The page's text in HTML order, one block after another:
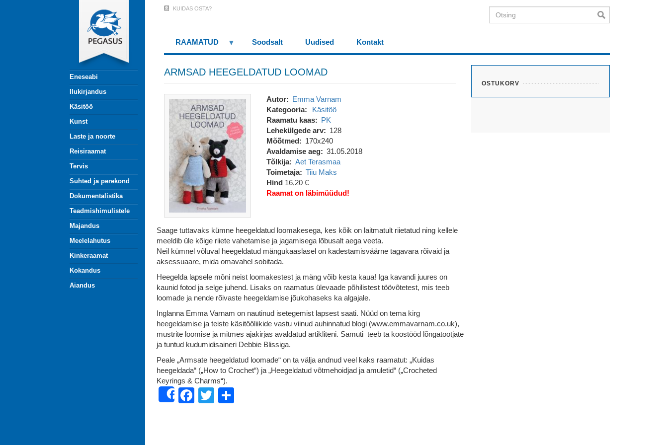
Eneseabi
Ilukirjandus
Käsitöö
Kunst
Laste ja noorte
Reisiraamat
Tervis
Suhted ja perekond
Dokumentalistika
Teadmishimulistele
Majandus
Meelelahutus
Kinkeraamat
Kokandus
Aiandus
Menu
(logged
KUIDAS OSTA? Otsing
RAAMATUD Soodsalt Uudised Kontakt
OSTUKORV
ARMSAD HEEGELDATUD LOOMAD
Autor
Emma Varnam
Kategooria
Käsitöö
Raamatu kaas
PK
Lehekülgede arv
128
Mõõtmed
170x240
Avaldamise aeg
31.05.2018
Tõlkija
Aet Terasmaa
Toimetaja
Tiiu Maks
Hind 16,20 €
Raamat on läbimüüdud!
Saage tuttavaks kümne heegeldatud loomakesega, kes kõik on laitmatult riietatud ning kellele
meeldib üle kõige riiete vahetamise ja jagamisega lõbusalt aega veeta.
Neil kümnel võluval heegeldatud mängukaaslasel on kadestamisväärne tagavara rõivaid ja
aksessuaare, mida omavahel sobitada.
Heegelda lapsele mõni neist loomakestest ja mäng võib kesta kaua! Iga kavandi juures on
kaunid fotod ja selge juhend. Lisaks on raamatus ülevaade põhilistest töövõtetest, mis teeb
loomade ja nende rõivaste heegeldamise jõukohaseks ka algajale.
Inglanna Emma Varnam on nautinud isetegemist lapsest saati. Nüüd on tema kirg
heegeldamise ja teiste käsitööliikide vastu viinud auhinnatud blogi (www.emmavarnam.co.uk),
mustrite loomise ja mitmes ajakirjas avaldatud artikliteni. Samuti teeb ta koostööd lõngatootjate
ja tuntud kudumidisaineri Debbie Blissiga.
Peale „Armsate heegeldatud loomade“ on ta välja andnud veel kaks raamatut: „Kuidas
heegeldada“ („How to Crochet“) ja „Heegeldatud võtmehoidjad ja amuletid“ („Crocheted
Keyrings & Charms“).
ShareFacebook
Twitter